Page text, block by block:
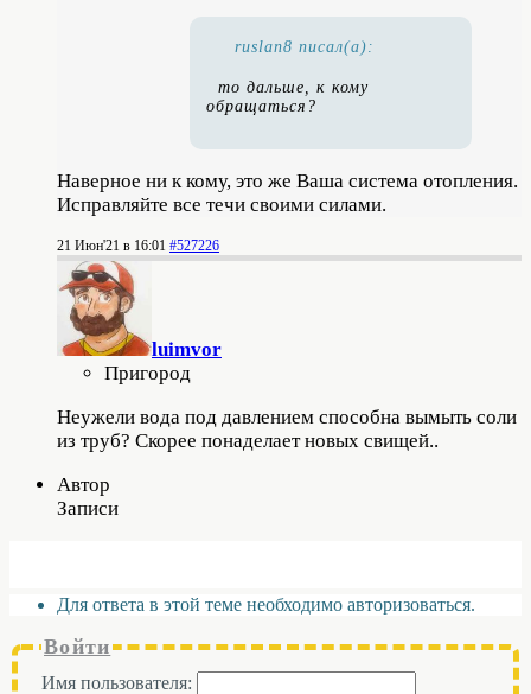
ruslan8 писал(а):
то дальше, к кому
обращаться?
Наверное ни к кому, это же Ваша система отопления.
Исправляйте все течи своими силами.
21 Июн'21 в 16:01 #527226
luimvor
Пригород
Неужели вода под давлением способна вымыть соли
из труб? Скорее понаделает новых свищей..
Автор
Записи
Для ответа в этой теме необходимо авторизоваться.
Войти
Имя пользователя: